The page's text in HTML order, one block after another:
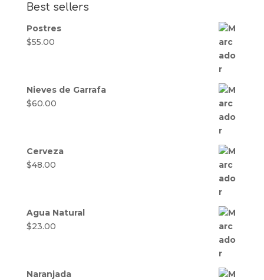
Best sellers
Postres
$55.00
Nieves de Garrafa
$60.00
Cerveza
$48.00
Agua Natural
$23.00
Naranjada